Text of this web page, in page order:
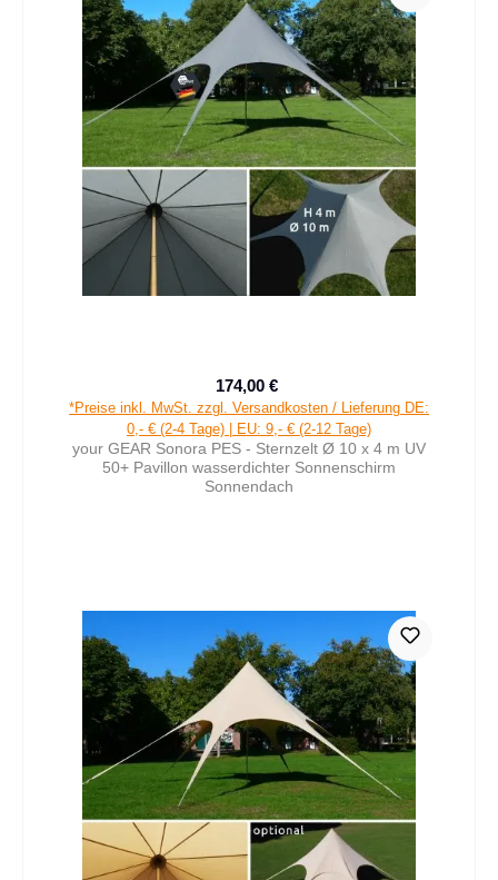
Verkaufspreis:
174,00 €
*Preise inkl. MwSt. zzgl. Versandkosten / Lieferung DE:
0,- € (2-4 Tage) | EU: 9,- € (2-12 Tage)
your GEAR Sonora PES - Sternzelt Ø 10 x 4 m UV
50+ Pavillon wasserdichter Sonnenschirm
Sonnendach